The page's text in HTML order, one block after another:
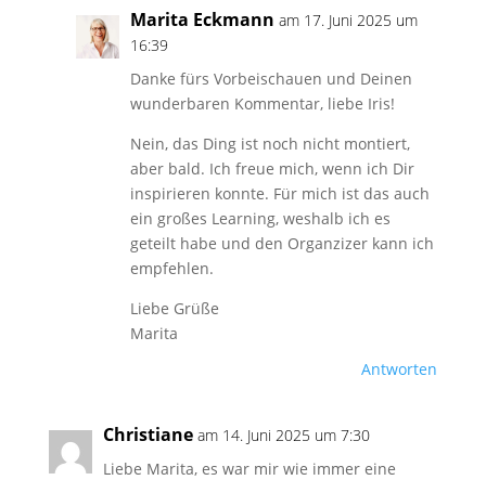
Marita Eckmann am 17. Juni 2025 um
16:39
Danke fürs Vorbeischauen und Deinen
wunderbaren Kommentar, liebe Iris!
Nein, das Ding ist noch nicht montiert,
aber bald. Ich freue mich, wenn ich Dir
inspirieren konnte. Für mich ist das auch
ein großes Learning, weshalb ich es
geteilt habe und den Organzizer kann ich
empfehlen.
Liebe Grüße
Marita
Antworten
Christiane am 14. Juni 2025 um 7:30
Liebe Marita, es war mir wie immer eine